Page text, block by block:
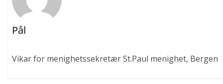
Pål
Vikar for menighetssekretær St.Paul menighet, Bergen